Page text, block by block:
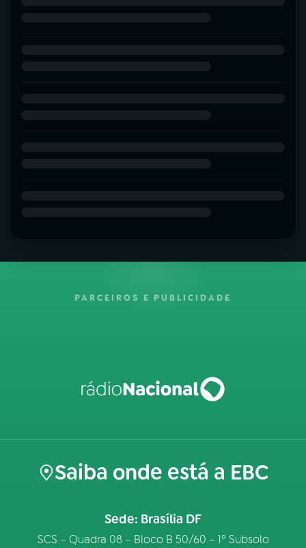
PARCEIROS E PUBLICIDADE
Saiba onde está a EBC
Sede: Brasília DF
SCS – Quadra 08 – Bloco B 50/60 – 1º Subsolo